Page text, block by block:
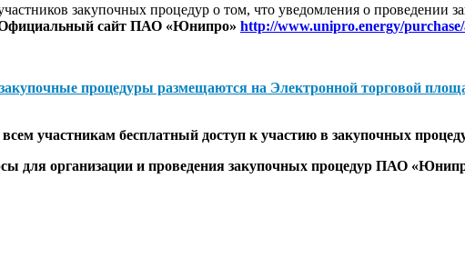
закупочных процедур о том, что уведомления о
сайт ПАО «Юнипро» http://www.unipro.energy/
процедуры размещаются на Электронной торговой
участникам бесплатный доступ к участию в закупочных
для организации и проведения закупочных процедур ПАО